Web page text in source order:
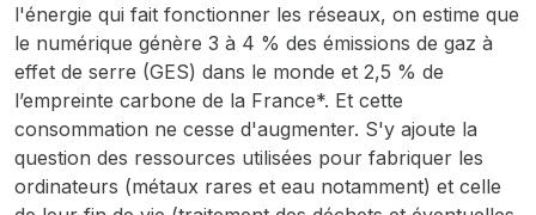
l'énergie qui fait fonctionner les réseaux, on estime que
le numérique génère 3 à 4 % des émissions de gaz à
effet de serre (GES) dans le monde et 2,5 % de
l’empreinte carbone de la France*. Et cette
consommation ne cesse d'augmenter. S'y ajoute la
question des ressources utilisées pour fabriquer les
ordinateurs (métaux rares et eau notamment) et celle